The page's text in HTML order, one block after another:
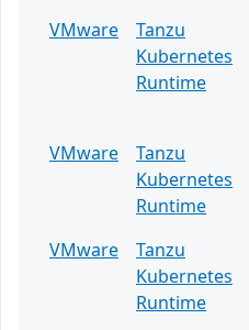
VMware
Tanzu
Kubernetes
Runtime
VMware
Tanzu
Kubernetes
Runtime
VMware
Tanzu
Kubernetes
Runtime